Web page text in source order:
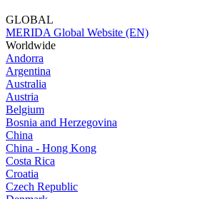
GLOBAL
MERIDA Global Website (EN)
Worldwide
Andorra
Argentina
Australia
Austria
Belgium
Bosnia and Herzegovina
China
China - Hong Kong
Costa Rica
Croatia
Czech Republic